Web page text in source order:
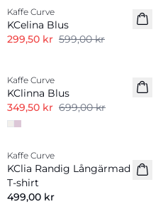
Kaffe Curve
KCelina Blus
299,50 kr 599,00 kr
Kaffe Curve
KClinna Blus
349,50 kr 699,00 kr
Nyhet
Kaffe Curve
KClia Randig Långärmad
T-shirt
499,00 kr